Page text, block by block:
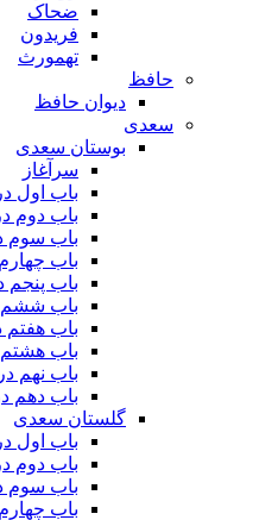
ضحاک
فریدون
تهمورث
حافظ
دیوان حافظ
سعدی
بوستان سعدی
سرآغاز
باب اول
باب دوم
باب سوم
باب
باب پنجم
باب ششم
باب هفتم
باب
باب نهم
باب دهم
گلستان سعدی
باب اول
باب دوم
باب سوم
باب